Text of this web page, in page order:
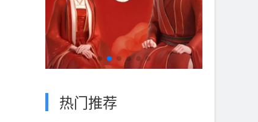
热门推荐